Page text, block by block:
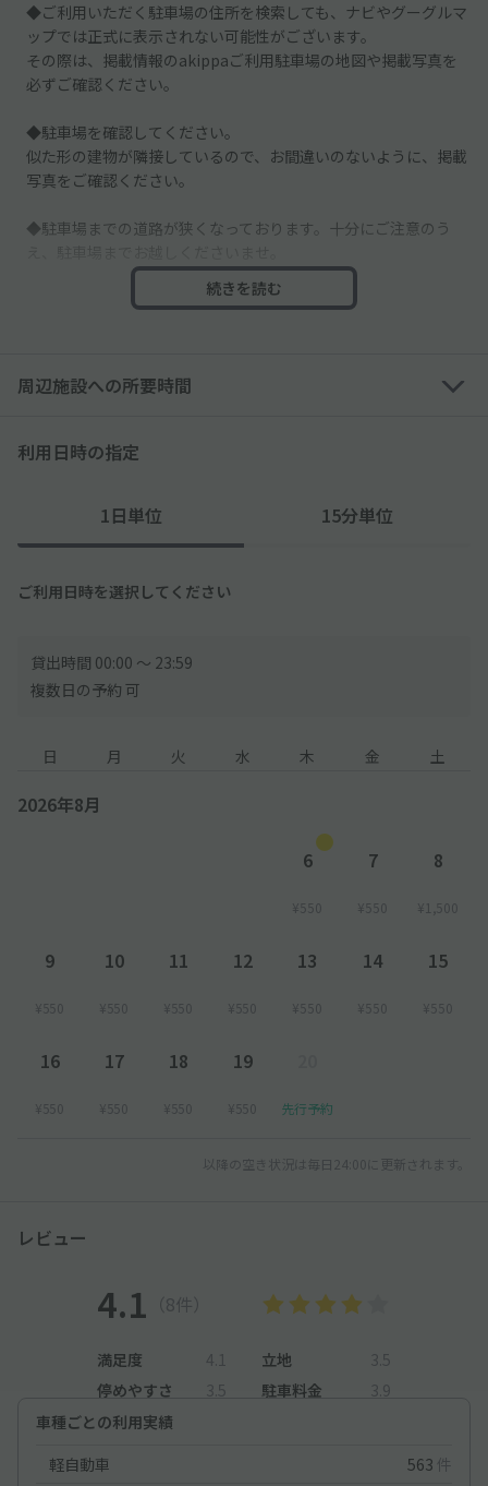
◆ご利用いただく駐車場の住所を検索しても、ナビやグーグルマ
ップでは正式に表示されない可能性がございます。
その際は、掲載情報のakippaご利用駐車場の地図や掲載写真を
必ずご確認ください。
◆駐車場を確認してください。
似た形の建物が隣接しているので、お間違いのないように、掲載
写真をご確認ください。
◆駐車場までの道路が狭くなっております。十分にご注意のう
◆道路沿いに面した駐車場ですので、入出庫の際は通行人等に十
◆他の空スペースは別契約者様のスペースとなりますので、必ず
予約したスペースに駐車してください。
─────────────
ください。
続きを読む
周辺施設への所要時間
利用日時の指定
1日単位 15分単位
ご利用日時を選択してください
貸出時間 00:00 〜 23:59
複数日の予約 可
日 月 火 水 木 金 土
2026年8月
6
¥550
7
¥550
8
¥1,500
9
¥550
10
¥550
11
¥550
12
¥550
13
¥550
14
¥550
15
¥550
16
¥550
17
¥550
18
¥550
19
¥550 先行予約
以降の空き状況は毎日24:00に更新されます。
レビュー
4.1 （8件）
満足度 4.1 立地
3.5
停めやすさ
3.5 駐車料金
3.9
車種ごとの利用実績
軽自動車
563 件